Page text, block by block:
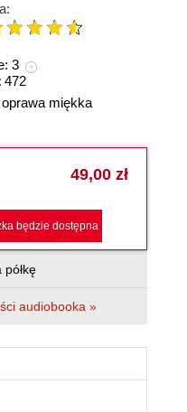
3
472
oprawa miękka
49,00 zł
będzie dostępna
audiobooka »